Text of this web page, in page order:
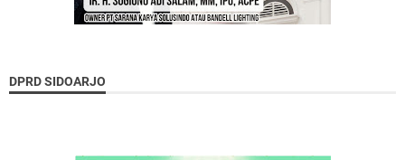
DPRD SIDOARJO